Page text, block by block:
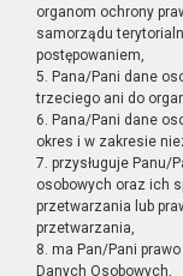
organom ochrony
samorządu
postępowaniem,
5. Pana/Pani dane
trzeciego ani do
6. Pana/Pani dane
okres i w zakresie
7. przysługuje Panu/
osobowych oraz ich
przetwarzania lub
przetwarzania,
8. ma Pan/Pani
Danych Osobowych,